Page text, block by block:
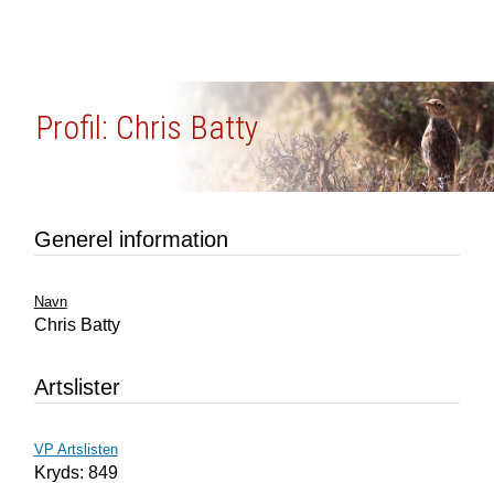
Profil: Chris Batty
Generel information
Navn
Chris Batty
Artslister
VP Artslisten
Kryds: 849